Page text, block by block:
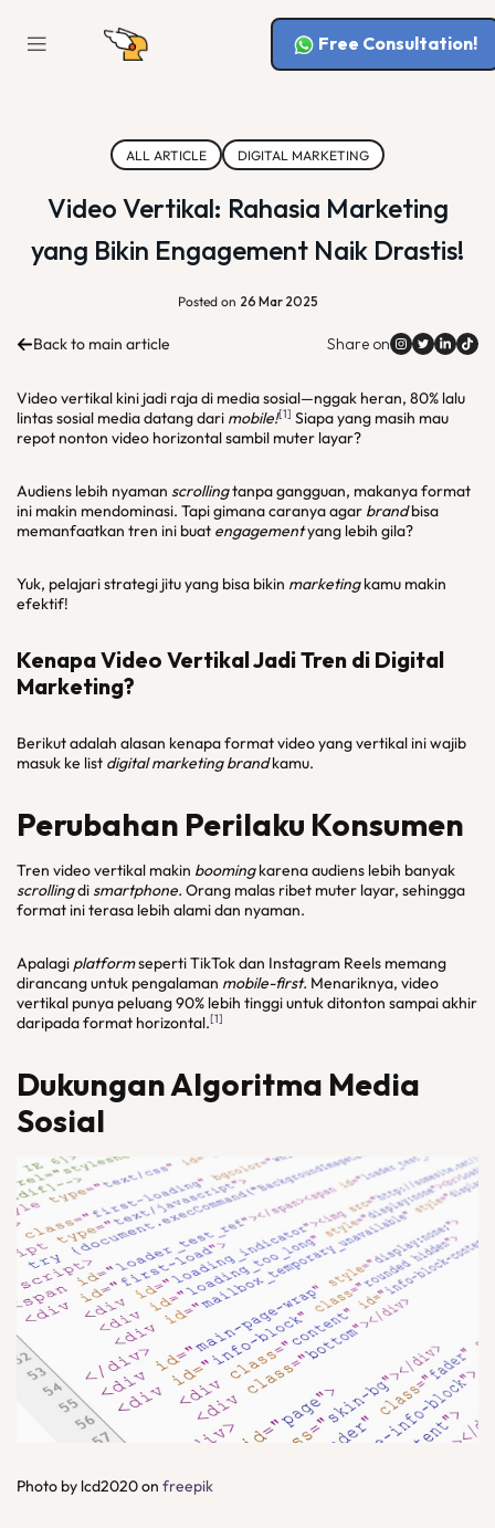
Free Consultation!
ALL ARTICLE DIGITAL MARKETING
Video Vertikal: Rahasia Marketing
yang Bikin Engagement Naik Drastis!
Posted on 26 Mar 2025
Back to main article Share on
Video vertikal kini jadi raja di media sosial—nggak heran, 80% lalu
lintas sosial media datang dari mobile![1] Siapa yang masih mau
repot nonton video horizontal sambil muter layar?
Audiens lebih nyaman scrollingtanpa gangguan, makanya format
ini makin mendominasi. Tapi gimana caranya agar brandbisa
memanfaatkan tren ini buat engagementyang lebih gila?
Yuk, pelajari strategi jitu yang bisa bikin marketingkamu makin
efektif!
Kenapa Video Vertikal Jadi Tren di Digital
Marketing?
Berikut adalah alasan kenapa format video yang vertikal ini wajib
masuk ke list digital marketing brandkamu.
Perubahan Perilaku Konsumen
Tren video vertikal makin boomingkarena audiens lebih banyak
scrollingdi smartphone. Orang malas ribet muter layar, sehingga
format ini terasa lebih alami dan nyaman.
Apalagi platformseperti TikTok dan Instagram Reels memang
dirancang untuk pengalaman mobile-first. Menariknya, video
vertikal punya peluang 90% lebih tinggi untuk ditonton sampai akhir
daripada format horizontal.[1]
Dukungan Algoritma Media
Sosial
Photo by lcd2020 on freepik